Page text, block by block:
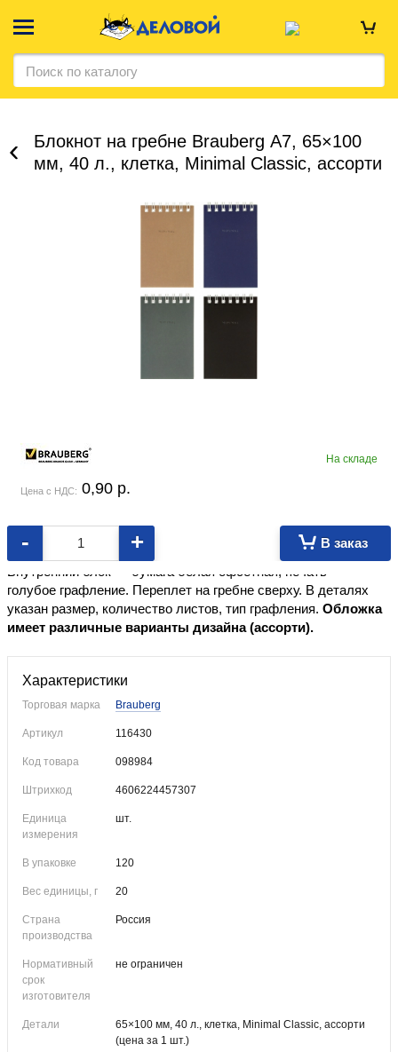
Блокнот на гребне Brauberg А7, 65×100
мм, 40 л., клетка, Minimal Classic, ассорти
На складе
Цена с НДС: 0,90 p.
- + В заказ
Формат ≈А7.
Обложка изготовлена из мелованного картона.
Внутренний блок — бумага белая офсетная, печать —
голубое графление. Переплет на гребне сверху. В деталях
указан размер, количество листов, тип графления. Обложка
имеет различные варианты дизайна (ассорти).
Характеристики
Торговая марка Brauberg
Артикул 116430
Код товара 098984
Штрихкод 4606224457307
Единица
измерения
шт.
В упаковке 120
Вес единицы, г 20
Страна
производства
Россия
Нормативный
срок
изготовителя
не ограничен
Детали
65×100 мм, 40 л., клетка, Minimal Classic, ассорти
(цена за 1 шт.)